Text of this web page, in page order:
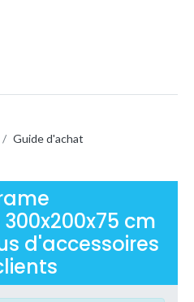
/ Guide d'achat
cm
d'accessoires